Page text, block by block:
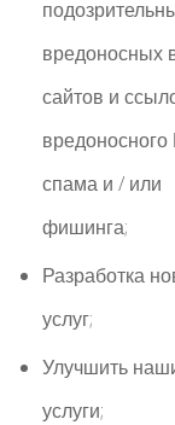
вредоносных
сайтов и
спама и / или
фишинга;
Разработка
услуг;
Улучшить
услуги;